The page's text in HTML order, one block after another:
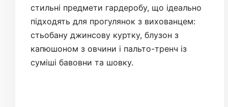
стильні предмети гардеробу, що ідеально
підходять для прогулянок з вихованцем:
стьобану джинсову куртку, блузон з
капюшоном з овчини і пальто-тренч із
суміші бавовни та шовку.